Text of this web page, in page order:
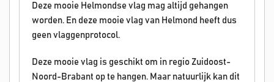
Deze mooie Helmondse vlag mag altijd gehangen
worden. En deze mooie vlag van Helmond heeft dus
geen vlaggenprotocol.
Deze mooie vlag is geschikt om in regio Zuidoost-
Noord-Brabant op te hangen. Maar natuurlijk kan dit